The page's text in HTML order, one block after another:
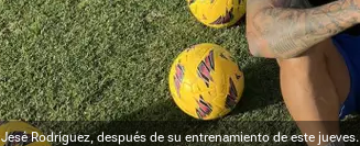
Jesé Rodríguez, después de su entrenamiento de este jueves.